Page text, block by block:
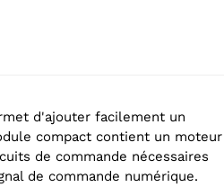
d'ajouter facilement un
compact contient un moteur
de commande nécessaires
de commande numérique.